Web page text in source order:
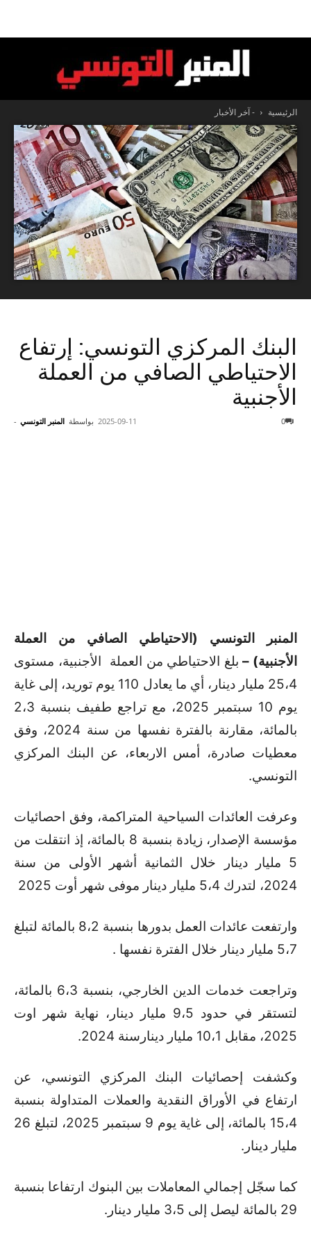
المنبر
التونسي
الرئيسية - آخر الأخبار
البنك المركزي التونسي: إرتفاع
الاحتياطي الصافي من العملة
الأجنبية
بواسطة المنبر التونسي - 2025-09-11 0
المنبر التونسي (الاحتياطي الصافي من العملة
الأجنبية) – بلغ الاحتياطي من العملة الأجنبية، مستوى
25،4 مليار دينار، أي ما يعادل 110 يوم توريد، إلى غاية
يوم 10 سبتمبر 2025، مع تراجع طفيف بنسبة 2،3
بالمائة، مقارنة بالفترة نفسها من سنة 2024، وفق
معطيات صادرة، أمس الاربعاء، عن البنك المركزي
التونسي.
وعرفت العائدات السياحية المتراكمة، وفق احصائيات
مؤسسة الإصدار، زيادة بنسبة 8 بالمائة، إذ انتقلت من
5 مليار دينار خلال الثمانية أشهر الأولى من سنة
2024، لتدرك 5،4 مليار دينار موفى شهر أوت 2025
وارتفعت عائدات العمل بدورها بنسبة 8،2 بالمائة لتبلغ
5،7 مليار دينار خلال الفترة نفسها .
وتراجعت خدمات الدين الخارجي، بنسبة 6،3 بالمائة،
لتستقر في حدود 9،5 مليار دينار، نهاية شهر اوت
2025، مقابل 10،1 مليار دينارسنة 2024.
وكشفت إحصائيات البنك المركزي التونسي، عن
ارتفاع في الأوراق النقدية والعملات المتداولة بنسبة
15،4 بالمائة، إلى غاية يوم 9 سبتمبر 2025، لتبلغ 26
مليار دينار.
كما سجّل إجمالي المعاملات بين البنوك ارتفاعا بنسبة
29 بالمائة ليصل إلى 3،5 مليار دينار.